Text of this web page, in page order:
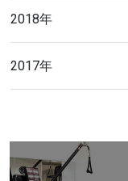
2018年
2017年